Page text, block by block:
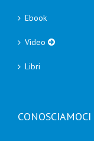
Ebook
Video
Libri
CONOSCIAMOCI